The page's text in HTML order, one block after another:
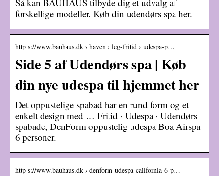
Så kan BAUHAUS tilbyde dig et udvalg af
forskellige modeller. Køb din udendørs spa her.
http s://www.bauhaus.dk › haven › leg-fritid › udespa-p…
Side 5 af Udendørs spa | Køb
din nye udespa til hjemmet her
Det oppustelige spabad har en rund form og et
enkelt design med … Fritid · Udespa · Udendørs
spabade; DenForm oppustelig udespa Boa Airspa
6 personer.
http s://www.bauhaus.dk › denform-udespa-california-6-p…